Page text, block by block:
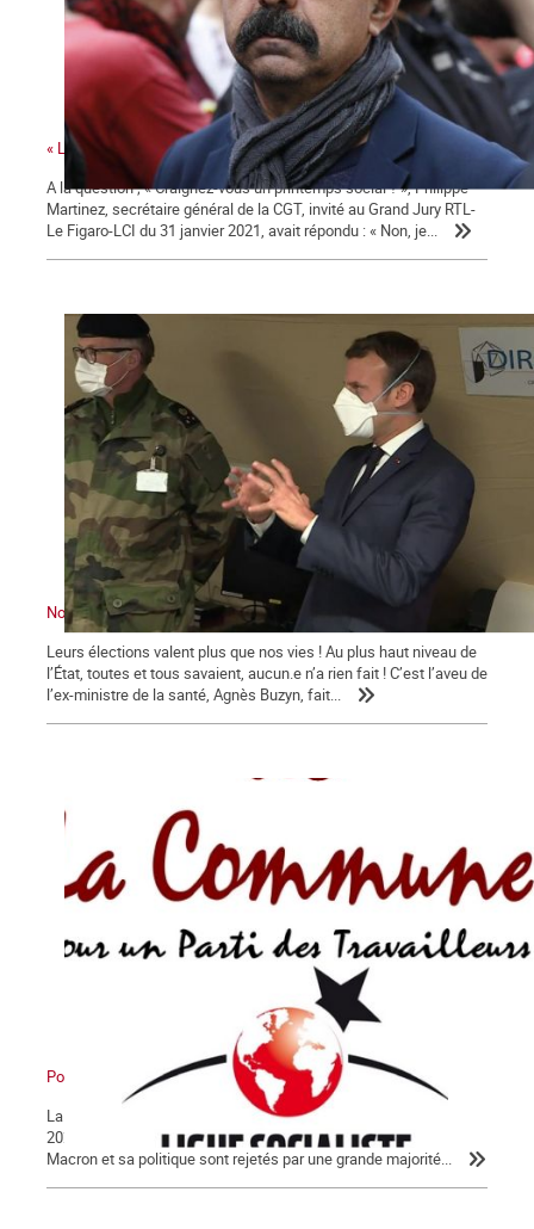
« La colère sociale est là » ...
A la question ; « Craignez-vous un printemps social ? », Philippe
Martinez, secrétaire général de la CGT, invité au Grand Jury RTL-
Le Figaro-LCI du 31 janvier 2021, avait répondu : « Non, je...
Nous sommes en guerre … contre Macron !
Leurs élections valent plus que nos vies ! Au plus haut niveau de
l’État, toutes et tous savaient, aucun.e n’a rien fait ! C’est l’aveu de
l’ex-ministre de la santé, Agnès Buzyn, fait...
Pour en finir avec Macron !
La Lettre de La Commune, nouvelle série, n° 124 - Jeudi 30 janvier
2020 Après 56 jours d’un conflit historique, c’est peu dire que
Macron et sa politique sont rejetés par une grande majorité...